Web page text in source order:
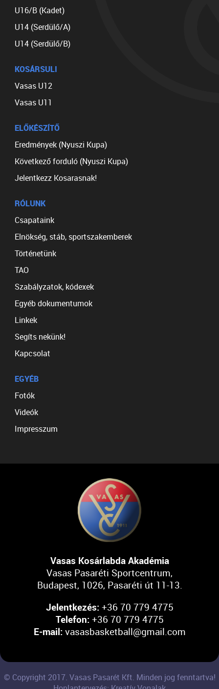
U16/B (Kadet)
U14 (Serdülő/A)
U14 (Serdülő/B)
KOSÁRSULI
Vasas U12
Vasas U11
ELŐKÉSZÍTŐ
Eredmények (Nyuszi Kupa)
Következő forduló (Nyuszi Kupa)
Jelentkezz Kosarasnak!
RÓLUNK
Csapataink
Elnökség, stáb, sportszakemberek
Történetünk
TAO
Szabályzatok, kódexek
Egyéb dokumentumok
Linkek
Segíts nekünk!
Kapcsolat
EGYÉB
Fotók
Videók
Impresszum
Vasas Kosárlabda Akadémia
Vasas Pasaréti Sportcentrum,
Budapest, 1026, Pasaréti út 11-13.
Jelentkezés: +36 70 779 4775
Telefon: +36 70 779 4775
E-mail: vasasbasketball@gmail.com
© Copyright 2017. Vasas Pasarét Kft. Minden jog fenntartva!